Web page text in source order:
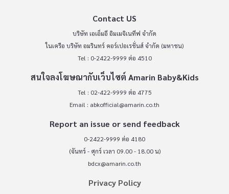
Contact US
บริษัท เอเอ็มอี อิมเมจิเนทีฟ จำกัด
ในเครือ บริษัท อมรินทร์ คอร์เปอเรชั่นส์ จำกัด (มหาชน)
Tel : 0-2422-9999 ต่อ 4510
สนใจลงโฆษณากับเว็บไซต์ Amarin Baby&Kids
Tel : 02-422-9999 ต่อ 4775
Email : abkofficial@amarin.co.th
Report an issue or send feedback
0-2422-9999 ต่อ 4180
(จันทร์ - ศุกร์ เวลา 09.00 - 18.00 น)
bdcx@amarin.co.th
Privacy Policy